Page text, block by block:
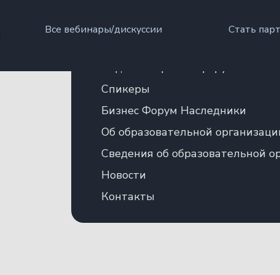
Стать
Все вебинары/дискуссии
Контакты
Новости
Спикеры
Сведения об образовательной
Об образовательной
Бизнес Форум Наследники
Онлайн дискуссии и вебинары
Видеоматериалы форума